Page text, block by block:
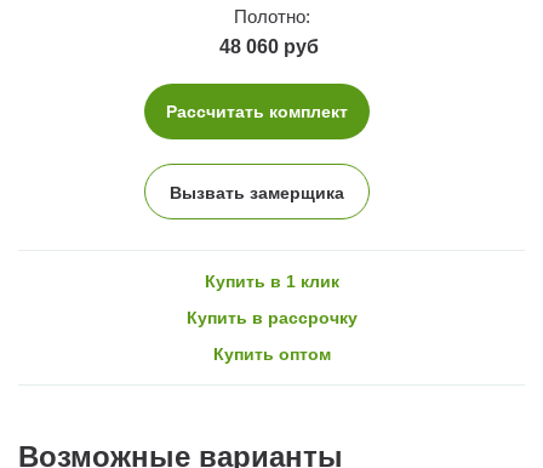
Полотно:
48 060 руб
Рассчитать комплект
Вызвать замерщика
Купить в 1 клик
Купить в рассрочку
Купить оптом
Возможные варианты